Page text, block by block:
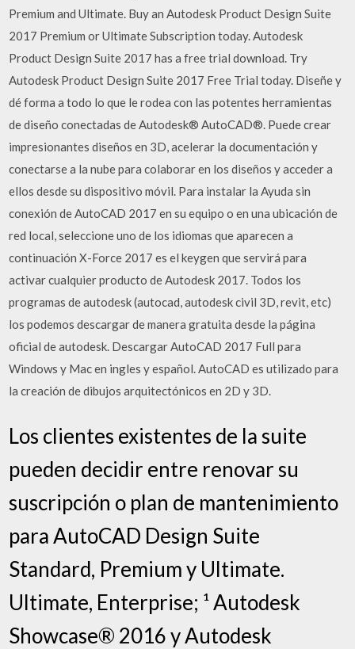
Premium and Ultimate. Buy an Autodesk Product Design Suite
2017 Premium or Ultimate Subscription today. Autodesk
Product Design Suite 2017 has a free trial download. Try
Autodesk Product Design Suite 2017 Free Trial today. Diseñe y
dé forma a todo lo que le rodea con las potentes herramientas
de diseño conectadas de Autodesk® AutoCAD®. Puede crear
impresionantes diseños en 3D, acelerar la documentación y
conectarse a la nube para colaborar en los diseños y acceder a
ellos desde su dispositivo móvil. Para instalar la Ayuda sin
conexión de AutoCAD 2017 en su equipo o en una ubicación de
red local, seleccione uno de los idiomas que aparecen a
continuación X-Force 2017 es el keygen que servirá para
activar cualquier producto de Autodesk 2017. Todos los
programas de autodesk (autocad, autodesk civil 3D, revit, etc)
los podemos descargar de manera gratuita desde la página
oficial de autodesk. Descargar AutoCAD 2017 Full para
Windows y Mac en ingles y español. AutoCAD es utilizado para
la creación de dibujos arquitectónicos en 2D y 3D.
Los clientes existentes de la suite
pueden decidir entre renovar su
suscripción o plan de mantenimiento
para AutoCAD Design Suite
Standard, Premium y Ultimate.
Ultimate, Enterprise; ¹ Autodesk
Showcase® 2016 y Autodesk